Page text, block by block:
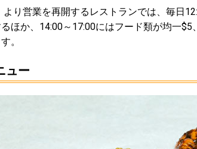
より営業を再開するレストランでは、毎日
ほか、14:00～17:00にはフード類が均一
。
ュー